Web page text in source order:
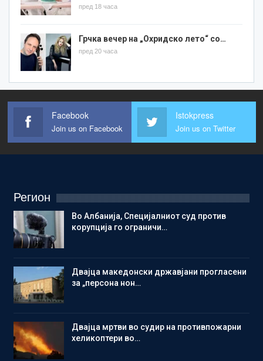
пред 18 часа
Грчка вечер на „Охридско лето“ со…
пред 20 часа
Facebook
Join us on Facebook
Istokpress
Join us on Twitter
Регион
Во Албанија, Специјалниот суд против
корупција го ограничи…
Двајца македонски државјани прогласени
за „персона нон…
Двајца мртви во судир на противпожарни
хеликоптери во…